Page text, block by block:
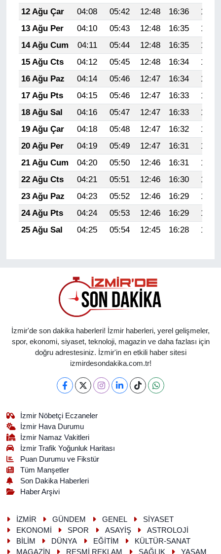
12 Ağu Çar
04:08 05:42 12:48 16:36
19:44
13 Ağu Per
04:10 05:43 12:48 16:35
19:43
14 Ağu Cum
04:11 05:44 12:48 16:35
19:42
15 Ağu Cts
04:12 05:45 12:48 16:34
19:41
16 Ağu Paz
04:14 05:46 12:47 16:34
19:39
17 Ağu Pts
04:15 05:46 12:47 16:33
19:38
18 Ağu Sal
04:16 05:47 12:47 16:33
19:37
19 Ağu Çar
04:18 05:48 12:47 16:32
19:35
20 Ağu Per
04:19 05:49 12:47 16:31
19:34
21 Ağu Cum
04:20 05:50 12:46 16:31
19:33
22 Ağu Cts
04:21 05:51 12:46 16:30
19:31
23 Ağu Paz
04:23 05:52 12:46 16:29
19:30
24 Ağu Pts
04:24 05:53 12:46 16:29
19:28
25 Ağu Sal
04:25 05:54 12:45 16:28 19:27
İzmir'de son dakika haberleri! İzmir haberleri, yerel gelişmeler,
spor, ekonomi, siyaset, teknoloji, magazin ve daha fazlası için
doğru adrestesiniz. İzmir'in en etkili haber sitesi
izmirdesondakika.com.tr!
İzmir Nöbetçi Eczaneler
İzmir Hava Durumu
İzmir Namaz Vakitleri
İzmir Trafik Yoğunluk Haritası
Puan Durumu ve Fikstür
Tüm Manşetler
Son Dakika Haberleri
Haber Arşivi
İZMİR GÜNDEM GENEL
SİYASET
EKONOMİ
SPOR ASAYİŞ
ASTROLOJİ
BİLİM
DÜNYA EĞİTİM
KÜLTÜR-SANAT
MAGAZİN
RESMİ REKLAM SAĞLIK YAŞAM